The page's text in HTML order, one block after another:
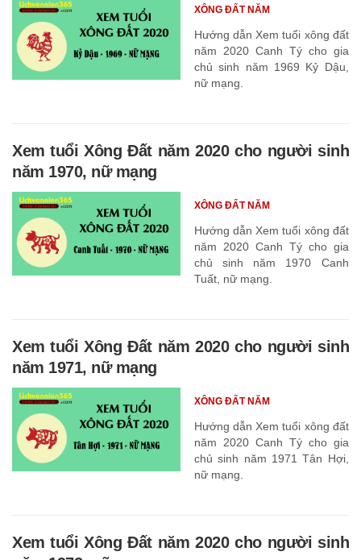
Hướng dẫn Xem tuổi xông đất
năm 2020 Canh Tý cho gia
chủ sinh năm 1969 Kỷ Dậu,
nữ mạng.
XÔNG ĐẤT NĂM
Xem tuổi Xông Đất năm 2020 cho người sinh
năm 1970, nữ mạng
Hướng dẫn Xem tuổi xông đất
năm 2020 Canh Tý cho gia
chủ sinh năm 1970 Canh
Tuất, nữ mạng.
XÔNG ĐẤT NĂM
Xem tuổi Xông Đất năm 2020 cho người sinh
năm 1971, nữ mạng
Hướng dẫn Xem tuổi xông đất
năm 2020 Canh Tý cho gia
chủ sinh năm 1971 Tân Hợi,
nữ mạng.
XÔNG ĐẤT NĂM
Xem tuổi Xông Đất năm 2020 cho người sinh